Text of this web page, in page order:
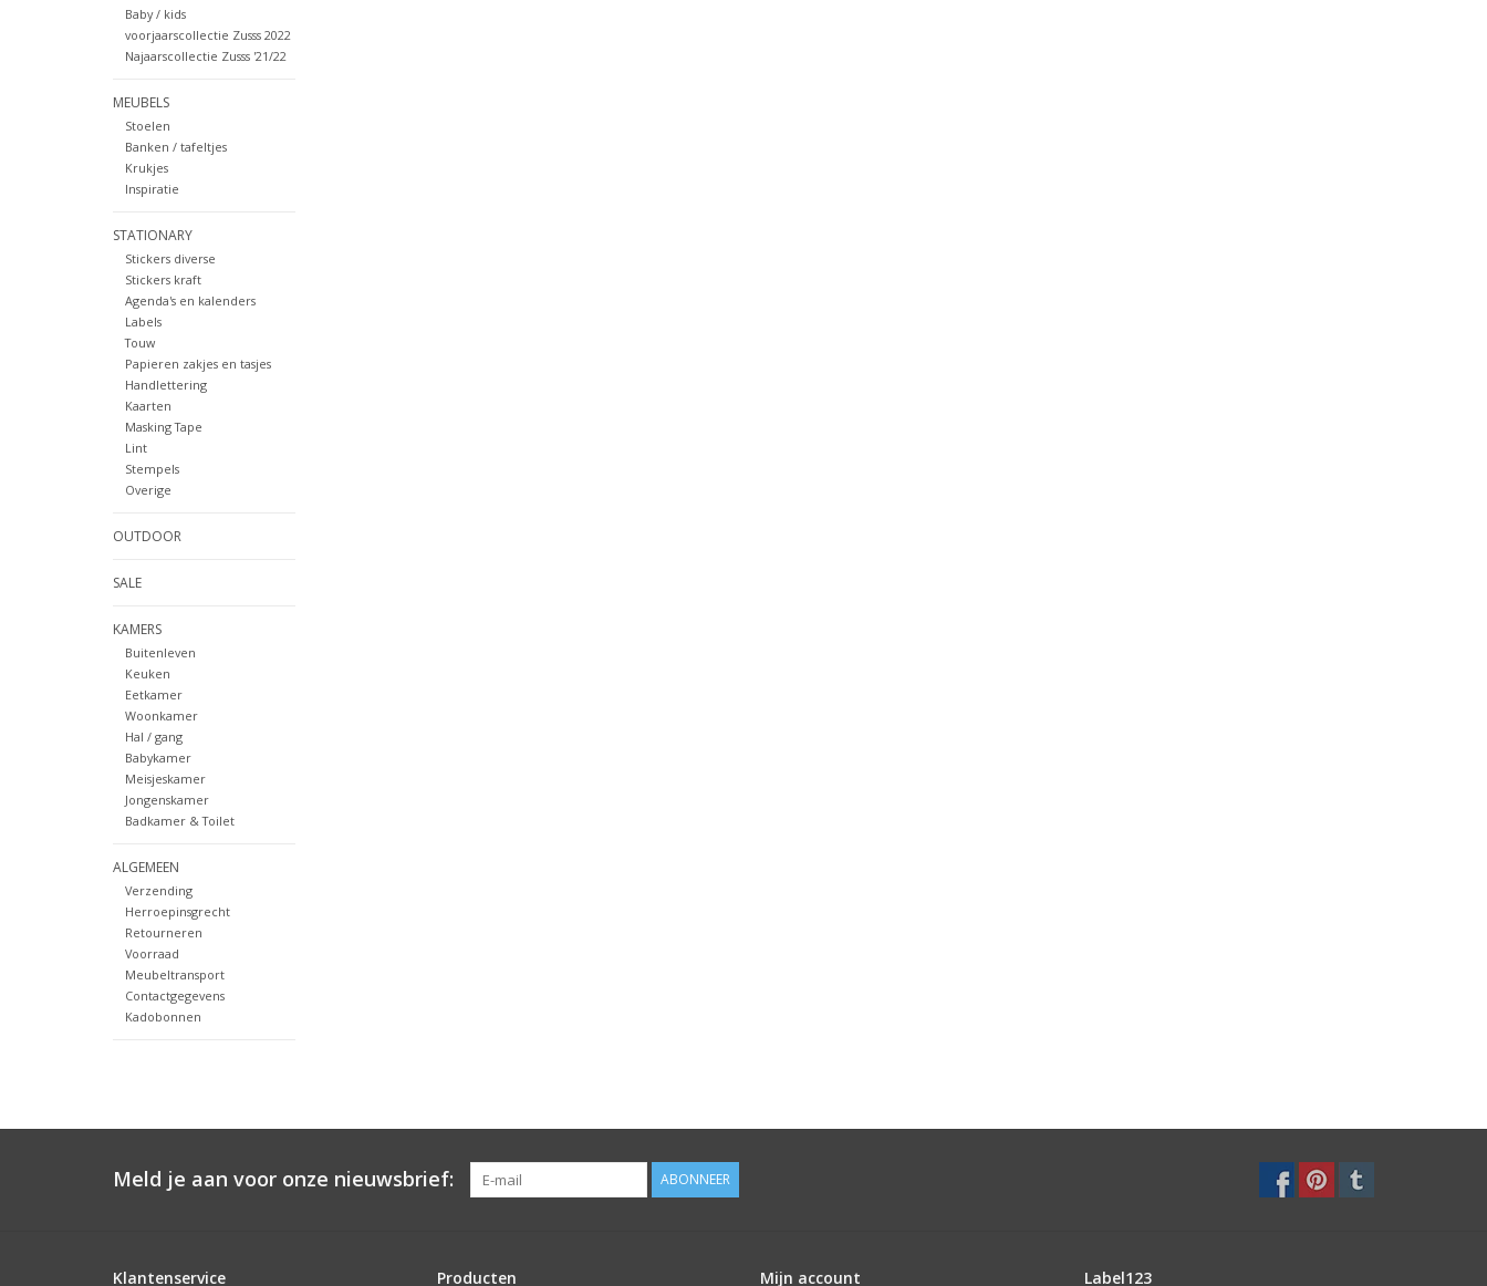
Baby / kids
voorjaarscollectie Zusss 2022
Najaarscollectie Zusss '21/22
MEUBELS
Stoelen
Banken / tafeltjes
Krukjes
Inspiratie
STATIONARY
Stickers diverse
Stickers kraft
Agenda's en kalenders
Labels
Touw
Papieren zakjes en tasjes
Handlettering
Kaarten
Masking Tape
Lint
Stempels
Overige
OUTDOOR
SALE
KAMERS
Buitenleven
Keuken
Eetkamer
Woonkamer
Hal / gang
Babykamer
Meisjeskamer
Jongenskamer
Badkamer & Toilet
ALGEMEEN
Verzending
Herroepinsgrecht
Retourneren
Voorraad
Meubeltransport
Contactgegevens
Kadobonnen
Meld je aan voor onze nieuwsbrief: ABONNEER
Klantenservice Producten Mijn account Label123